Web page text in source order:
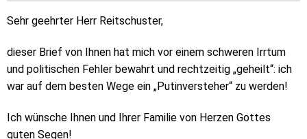
Sehr geehrter Herr Reitschuster,
dieser Brief von Ihnen hat mich vor einem schweren Irrtum
und politischen Fehler bewahrt und rechtzeitig „geheilt“: ich
war auf dem besten Wege ein „Putinversteher“ zu werden!
Ich wünsche Ihnen und Ihrer Familie von Herzen Gottes
guten Segen!